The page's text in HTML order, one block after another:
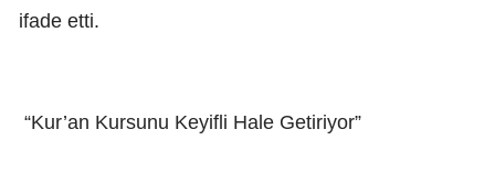
ifade etti.
“Kur’an Kursunu Keyifli Hale Getiriyor”